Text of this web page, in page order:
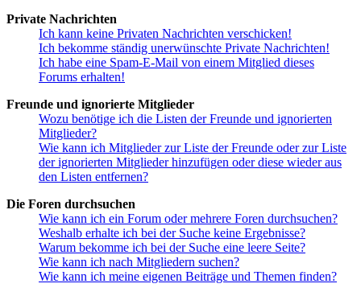
Private Nachrichten
Ich kann keine Privaten Nachrichten verschicken!
Ich bekomme ständig unerwünschte Private Nachrichten!
Ich habe eine Spam-E-Mail von einem Mitglied dieses
Forums erhalten!
Freunde und ignorierte Mitglieder
Wozu benötige ich die Listen der Freunde und ignorierten
Mitglieder?
Wie kann ich Mitglieder zur Liste der Freunde oder zur Liste
der ignorierten Mitglieder hinzufügen oder diese wieder aus
den Listen entfernen?
Die Foren durchsuchen
Wie kann ich ein Forum oder mehrere Foren durchsuchen?
Weshalb erhalte ich bei der Suche keine Ergebnisse?
Warum bekomme ich bei der Suche eine leere Seite?
Wie kann ich nach Mitgliedern suchen?
Wie kann ich meine eigenen Beiträge und Themen finden?